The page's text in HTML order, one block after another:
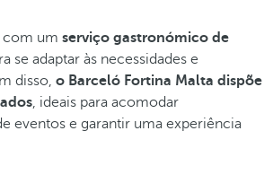
com um serviço gastronómico de
se adaptar às necessidades e
disso, o Barceló Fortina Malta dispõe
, ideais para acomodar
eventos e garantir uma experiência